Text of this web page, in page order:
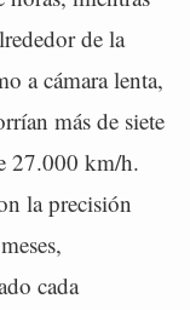
de la
a cámara lenta,
más de siete
27.000 km/h.
la precisión
cada